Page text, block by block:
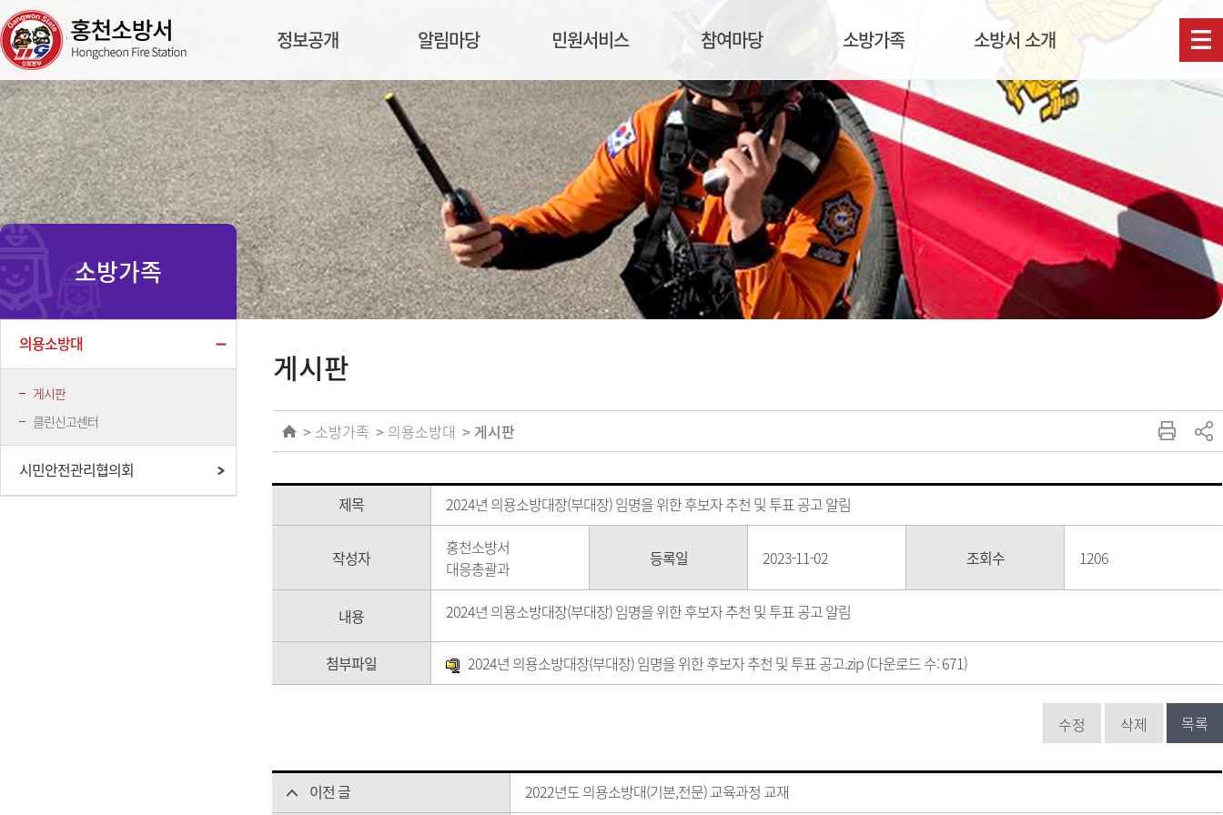
정보공개 알림마당 민원서비스 참여마당 소방가족 소방서 소개
소방가족
의용소방대
게시판
클린신고센터
시민안전관리협의회
게시판
소방가족 의용소방대 게시판
제목 2024년 의용소방대장(부대장) 임명을 위한 후보자 추천 및 투표 공고 알림
작성자
홍천소방서
대응총괄과
등록일 2023-11-02 조회수 1206
내용 2024년 의용소방대장(부대장) 임명을 위한 후보자 추천 및 투표 공고 알림
첨부파일 2024년 의용소방대장(부대장) 임명을 위한 후보자 추천 및 투표 공고.zip(다운로드 수: 671)
수정 삭제 목록
이전 글 2022년도 의용소방대(기본,전문) 교육과정 교재